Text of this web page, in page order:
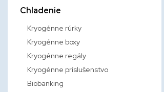
Chladenie
Kryogénne rúrky
Kryogénne boxy
Kryogénne regály
Kryogénne príslušenstvo
Biobanking